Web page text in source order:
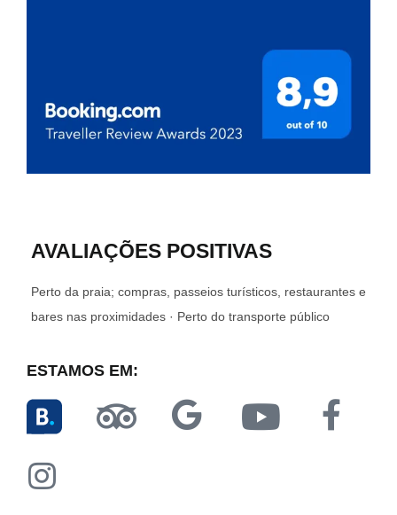
AVALIAÇÕES POSITIVAS
Perto da praia; compras, passeios turísticos, restaurantes e
bares nas proximidades · Perto do transporte público
ESTAMOS EM: